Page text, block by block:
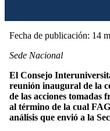
Fecha de publicación: 14
Sede Nacional
El Consejo
reunión inaugural de la
de las acciones tomadas
al término de la cual
análisis que envió a la